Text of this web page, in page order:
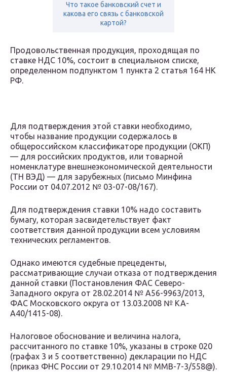
Что такое банковский счет и
какова его связь с банковской
картой?
Продовольственная продукция, проходящая по
ставке НДС 10%, состоит в специальном списке,
определенном подпунктом 1 пункта 2 статья 164 НК
РФ.
Для подтверждения этой ставки необходимо,
чтобы название продукции содержалось в
общероссийском классификаторе продукции (ОКП)
— для российских продуктов, или товарной
номенклатуре внешнеэкономической деятельности
(ТН ВЭД) — для зарубежных (письмо Минфина
России от 04.07.2012 № 03-07-08/167).
Для подтверждения ставки 10% надо составить
бумагу, которая засвидетельствует факт
соответствия данной продукции всем условиям
технических регламентов.
Однако имеются судебные прецеденты,
рассматривающие случаи отказа от подтверждения
данной ставки (Постановления ФАС Северо-
Западного округа от 28.02.2014 № А56-9963/2013,
ФАС Московского округа от 13.03.2008 № КА-
А40/1415-08).
Налоговое обоснование и величина налога,
рассчитанного по ставке 10%, указаны в строке 020
(графах 3 и 5 соответственно) декларации по НДС
(приказ ФНС России от 29.10.2014 № ММВ-7-3/558@).